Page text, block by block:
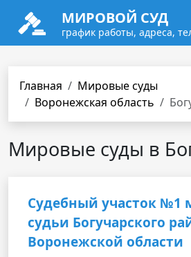
МИРОВОЙ СУД
график работы, адреса,
Главная
Мировые суды
Воронежская область
Мировые суды в
Судебный участок №1
судьи Богучарского
Воронежской области